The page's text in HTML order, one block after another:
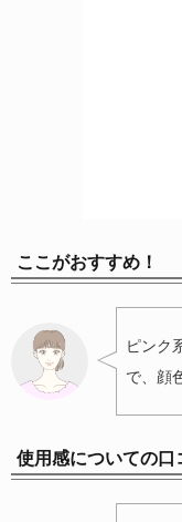
ここがおすすめ！
ピンク
で、顔
使用感についての口